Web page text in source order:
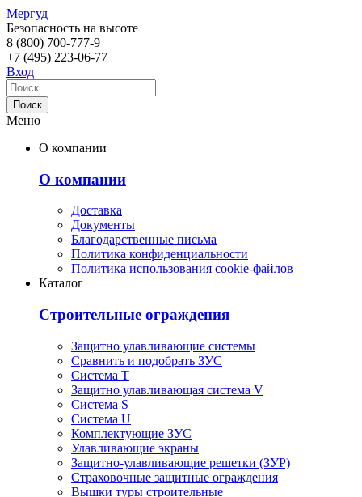
Мергуд
Безопасность на высоте
8 (800) 700-777-9
+7 (495) 223-06-77
Вход
Меню
О компании
О компании
Доставка
Документы
Благодарственные письма
Политика конфиденциальности
Политика использования cookie-файлов
Каталог
Строительные ограждения
Защитно улавливающие системы
Сравнить и подобрать ЗУС
Система Т
Защитно улавливающая система V
Система S
Система U
Комплектующие ЗУС
Улавливающие экраны
Защитно-улавливающие решетки (ЗУР)
Страховочные защитные ограждения
Вышки туры строительные